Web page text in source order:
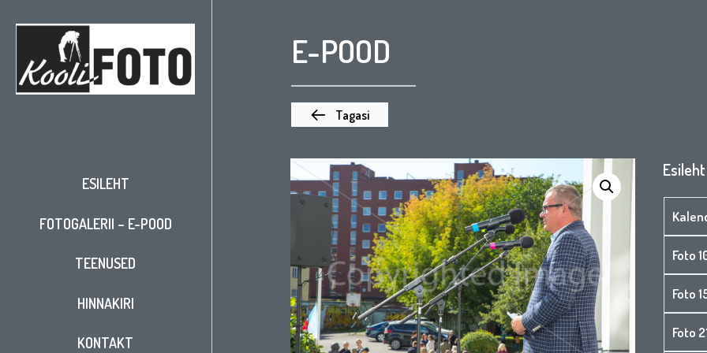
E-POOD
Tagasi
ESILEHT
FOTOGALERII – E-POOD
TEENUSED
HINNAKIRI
KONTAKT
Esileht
Foto
Foto
Foto